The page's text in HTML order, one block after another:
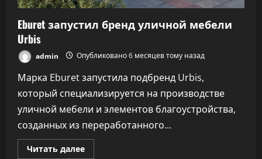
Eburet запустил бренд уличной мебели
Urbis
admin Опубликовано 6 месяцев тому назад
Марка Eburet запустила подбренд Urbis,
который специализируется на производстве
уличной мебели и элементов благоустройства,
созданных из переработанного...
Читать далееПрочитать
больше